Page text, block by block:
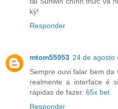
ký!
Responder
mtom55953 24 de agosto
Sempre ouvi falar bem da
realmente a interface é
rápidas de fazer. 65x bet
Responder